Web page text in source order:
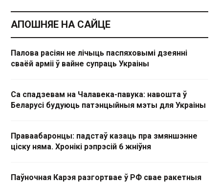
АПОШНЯЕ НА САЙЦЕ
Палова расіян не лічыць паспяховымі дзеянні
сваёй арміі ў вайне супраць Украіны
Са спадзевам на Чалавека-павука: навошта ў
Беларусі будуюць патэнцыйныя мэты для Украіны
Праваабаронцы: падстаў казаць пра змяншэнне
ціску няма. Хронікі рэпрэсій 6 жніўня
Паўночная Карэя разгортвае ў РФ свае ракетныя